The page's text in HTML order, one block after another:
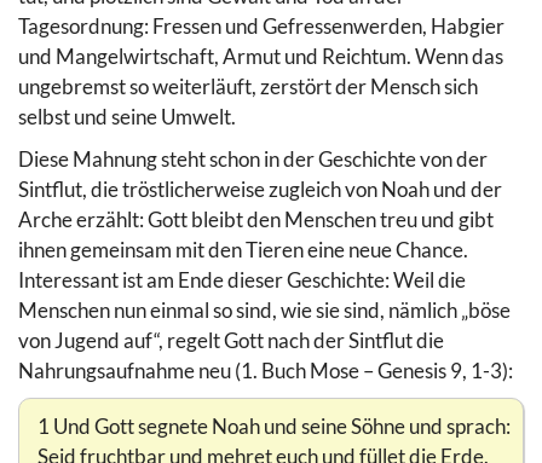
Tagesordnung: Fressen und Gefressenwerden, Habgier
und Mangelwirtschaft, Armut und Reichtum. Wenn das
ungebremst so weiterläuft, zerstört der Mensch sich
selbst und seine Umwelt.
Diese Mahnung steht schon in der Geschichte von der
Sintflut, die tröstlicherweise zugleich von Noah und der
Arche erzählt: Gott bleibt den Menschen treu und gibt
ihnen gemeinsam mit den Tieren eine neue Chance.
Interessant ist am Ende dieser Geschichte: Weil die
Menschen nun einmal so sind, wie sie sind, nämlich „böse
von Jugend auf“, regelt Gott nach der Sintflut die
Nahrungsaufnahme neu (1. Buch Mose – Genesis 9, 1-3):
1 Und Gott segnete Noah und seine Söhne und sprach:
Seid fruchtbar und mehret euch und füllet die Erde.